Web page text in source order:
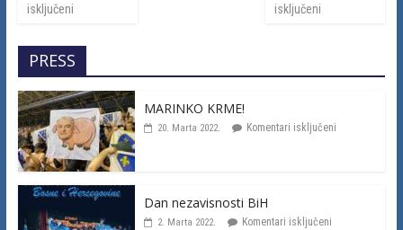
isključeni
isključeni
PRESS
MARINKO KRME!
20. Marta 2022. Komentari isključeni
Dan nezavisnosti BiH
2. Marta 2022. Komentari isključeni